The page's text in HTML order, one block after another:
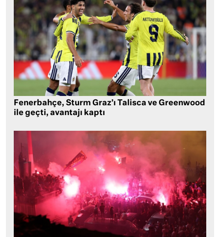
Fenerbahçe, Sturm Graz’ı Talisca ve Greenwood
ile geçti, avantajı kaptı